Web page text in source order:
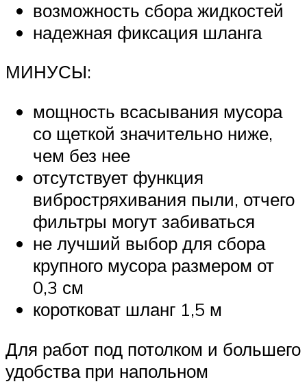
возможность сбора жидкостей
надежная фиксация шланга
МИНУСЫ:
мощность всасывания мусора
со щеткой значительно ниже,
чем без нее
отсутствует функция
вибростряхивания пыли, отчего
фильтры могут забиваться
не лучший выбор для сбора
крупного мусора размером от
0,3 см
коротковат шланг 1,5 м
Для работ под потолком и большего
удобства при напольном